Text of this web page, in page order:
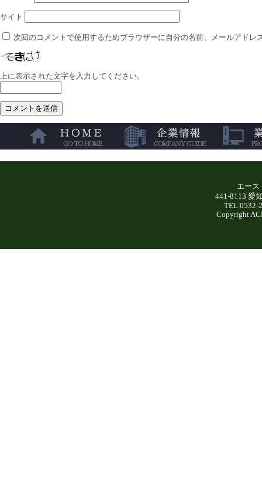
サイト
次回のコメントで使用するためブラウザーに自分の名前、メールアドレ
上に表示された文字を入力してください。
エース
441-8113 愛
TEL 0532-
Copyright